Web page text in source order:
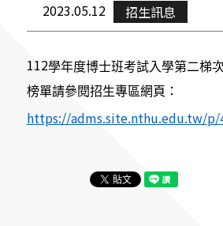
FOLLOW US
National Tsing Hua University © Copyright
2023.05.12 招生訊息
112學年度博士班考試入學第二梯
榜單請參閱招生專區網頁：
https://adms.site.nthu.edu.tw/p/